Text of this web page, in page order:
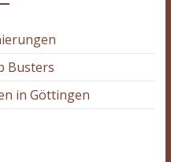
Busters
in Göttingen